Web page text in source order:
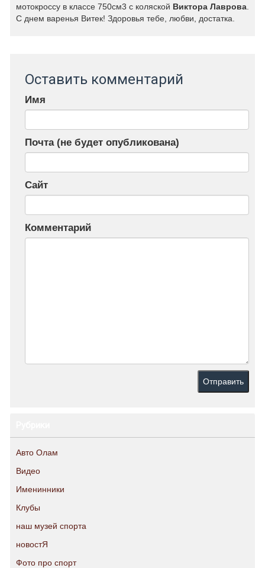
мотокроссу в классе 750см3 с коляской Виктора Лаврова
С днем варенья Витек! Здоровья тебе, любви, достатка.
Оставить комментарий
Имя
Почта (не будет опубликована)
Сайт
Комментарий
Авто Олам
Видео
Именинники
Клубы
наш музей спорта
новостЯ
Фото про спорт